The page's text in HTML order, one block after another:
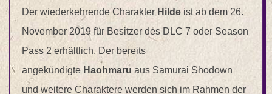
Der wiederkehrende Charakter Hilde ist ab dem 26.
November 2019 für Besitzer des DLC 7 oder Season
Pass 2 erhältlich. Der bereits
angekündigte Haohmaru aus Samurai Shodown
und weitere Charaktere werden sich im Rahmen der